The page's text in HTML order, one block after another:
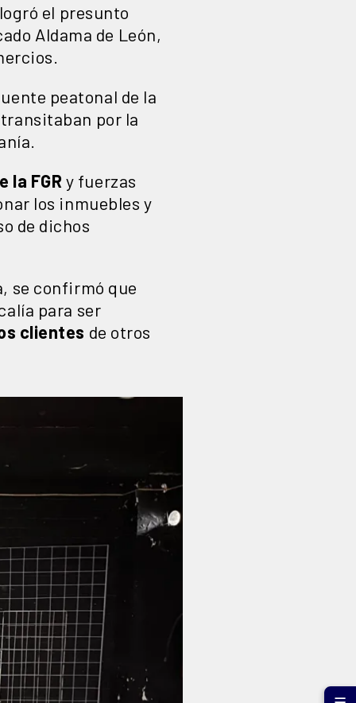
el presunto
Aldama de León,
peatonal de la
por la
la FGR y fuerzas
los inmuebles y
de dichos
se confirmó que
para ser
clientes de otros